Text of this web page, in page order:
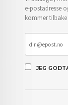
e-postadresse
kommer
JEG